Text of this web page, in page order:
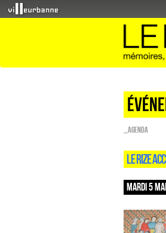
_Agenda
LE RIZE
MARDI 5